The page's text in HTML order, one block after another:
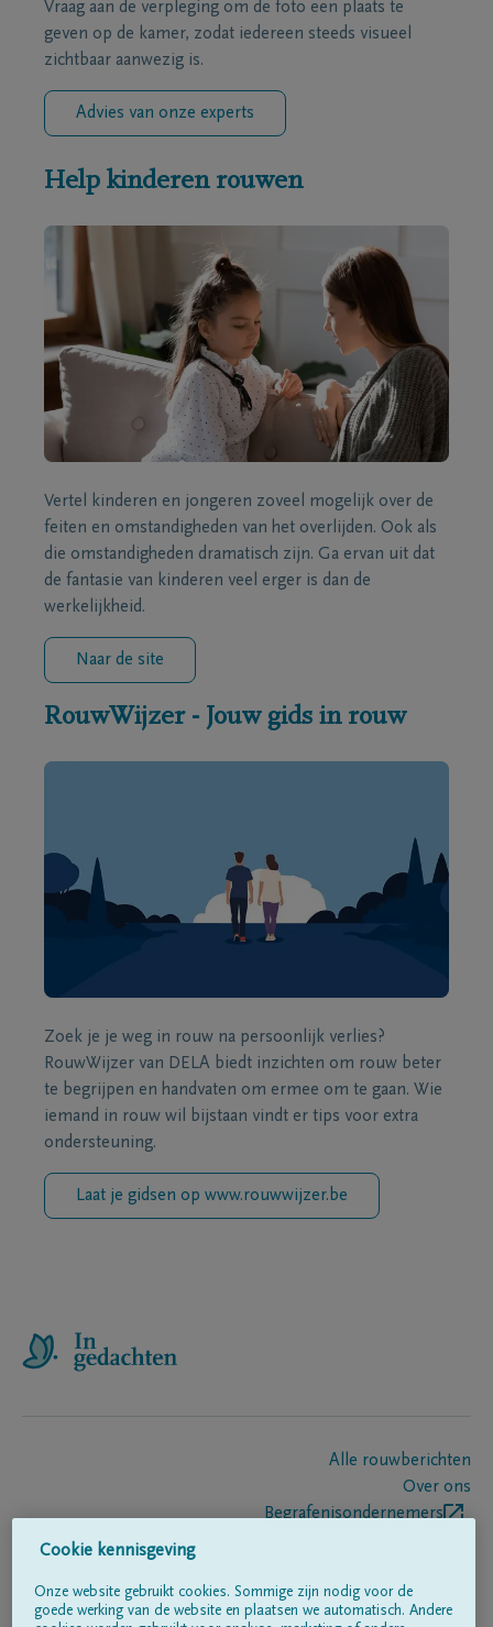
Vraag aan de verpleging om de foto een plaats te
geven op de kamer, zodat iedereen steeds visueel
zichtbaar aanwezig is.
Advies van onze experts
Help kinderen rouwen
Vertel kinderen en jongeren zoveel mogelijk over de
feiten en omstandigheden van het overlijden. Ook als
die omstandigheden dramatisch zijn. Ga ervan uit dat
de fantasie van kinderen veel erger is dan de
werkelijkheid.
Naar de site
RouwWijzer - Jouw gids in rouw
Zoek je je weg in rouw na persoonlijk verlies?
RouwWijzer van DELA biedt inzichten om rouw beter
te begrijpen en handvaten om ermee om te gaan. Wie
iemand in rouw wil bijstaan vindt er tips voor extra
ondersteuning.
Laat je gidsen op www.rouwwijzer.be
Alle rouwberichten
Over ons
Begrafenisondernemers
Volg ons op
Cookie kennisgeving
Onze website gebruikt cookies. Sommige zijn nodig voor de
goede werking van de website en plaatsen we automatisch. Andere